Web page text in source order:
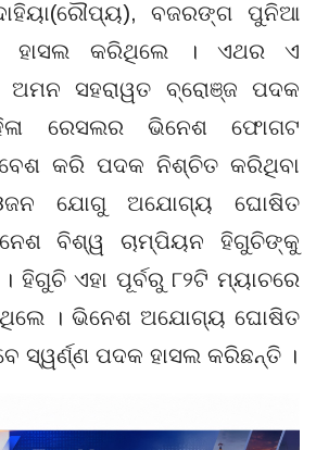
ବଜରଙ୍ଗ ପୁନିଆ
ହାସଲ କରିଥିଲେ । ଏଥର ଏ
ଅମନ ସହରାୱତ ବ୍ରୋଞ୍ଜ ପଦକ
ରେସଲର ଭିନେଶ ଫୋଗଟ
କରି ପଦକ ନିଶ୍ଚିତ କରିଥିବା
ଯୋଗୁ ଅଯୋଗ୍ୟ ଘୋଷିତ
ବିଶ୍ୱ ଚାମ୍ପିୟନ ହିଗୁଚିଙ୍କୁ
ହିଗୁଚି ଏହା ପୂର୍ବରୁ ୮୨ଟି ମ୍ୟାଚରେ
। ଭିନେଶ ଅଯୋଗ୍ୟ ଘୋଷିତ
ସ୍ୱର୍ଣ୍ଣ ପଦକ ହାସଲ କରିଛନ୍ତି ।